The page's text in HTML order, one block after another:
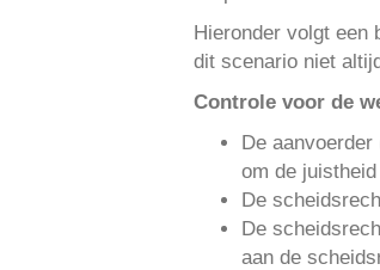
Hieronder volgt een
dit scenario niet
Controle voor de
De
om de
De
De
aan de